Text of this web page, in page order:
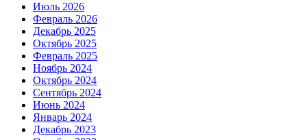
Июль 2026
Февраль 2026
Декабрь 2025
Октябрь 2025
Февраль 2025
Ноябрь 2024
Октябрь 2024
Сентябрь 2024
Июнь 2024
Январь 2024
Декабрь 2023